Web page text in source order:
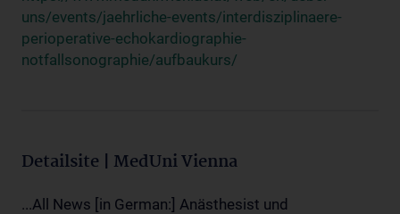
uns/events/jaehrliche-events/interdisziplinaere-
perioperative-echokardiographie-
notfallsonographie/aufbaukurs/
Detailsite | MedUni Vienna
...All News [in German:] Anästhesist und